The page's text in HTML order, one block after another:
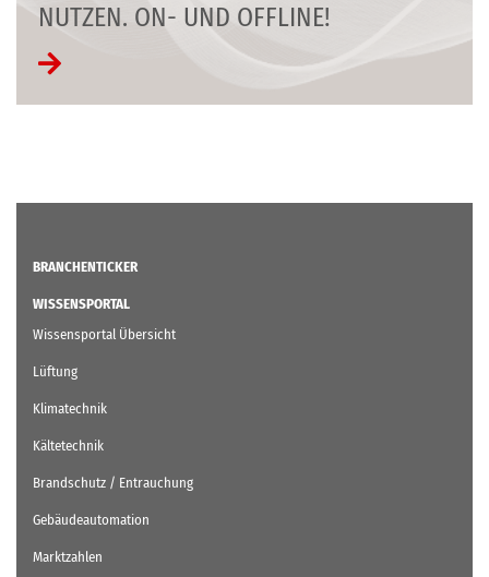
NUTZEN. ON- UND OFFLINE!
BRANCHENTICKER
WISSENSPORTAL
Wissensportal Übersicht
Lüftung
Klimatechnik
Kältetechnik
Brandschutz / Entrauchung
Gebäudeautomation
Marktzahlen